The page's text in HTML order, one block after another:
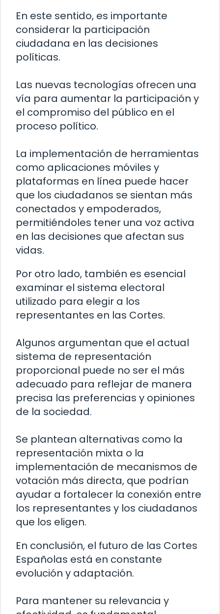
En este sentido, es importante
considerar la participación
ciudadana en las decisiones
políticas.
Las nuevas tecnologías ofrecen una
vía para aumentar la participación y
el compromiso del público en el
proceso político.
La implementación de herramientas
como aplicaciones móviles y
plataformas en línea puede hacer
que los ciudadanos se sientan más
conectados y empoderados,
permitiéndoles tener una voz activa
en las decisiones que afectan sus
vidas.
Por otro lado, también es esencial
examinar el sistema electoral
utilizado para elegir a los
representantes en las Cortes.
Algunos argumentan que el actual
sistema de representación
proporcional puede no ser el más
adecuado para reflejar de manera
precisa las preferencias y opiniones
de la sociedad.
Se plantean alternativas como la
representación mixta o la
implementación de mecanismos de
votación más directa, que podrían
ayudar a fortalecer la conexión entre
los representantes y los ciudadanos
que los eligen.
En conclusión, el futuro de las Cortes
Españolas está en constante
evolución y adaptación.
Para mantener su relevancia y